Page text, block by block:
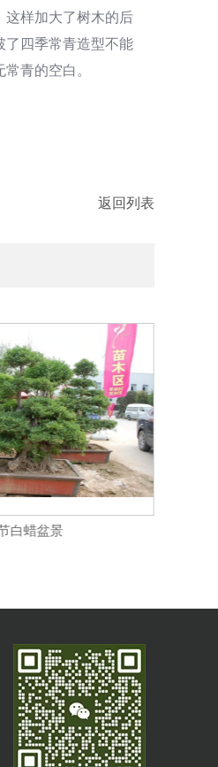
这样加大了树木的后
了四季常青造型不能
青的空白。
返回列表
白蜡盆景